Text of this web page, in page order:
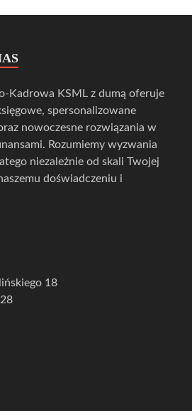
Kadrowa KSML z dumą oferuje
spersonalizowane
nowoczesne rozwiązania w
Rozumiemy wyzwania
niezależnie od skali Twojej
doświadczeniu i
18